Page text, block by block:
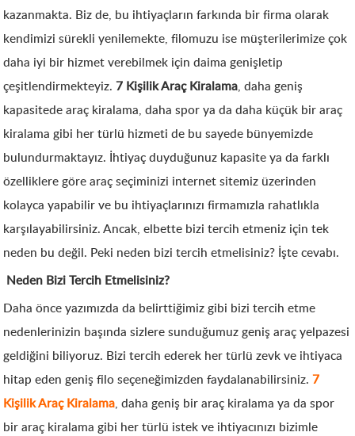
kazanmakta. Biz de, bu ihtiyaçların farkında bir firma olarak
kendimizi sürekli yenilemekte, filomuzu ise müşterilerimize çok
daha iyi bir hizmet verebilmek için daima genişletip
çeşitlendirmekteyiz.7 Kişilik Araç Kiralama, daha geniş
kapasitede araç kiralama, daha spor ya da daha küçük bir araç
kiralama gibi her türlü hizmeti de bu sayede bünyemizde
bulundurmaktayız. İhtiyaç duyduğunuz kapasite ya da farklı
özelliklere göre araç seçiminizi internet sitemiz üzerinden
kolayca yapabilir ve bu ihtiyaçlarınızı firmamızla rahatlıkla
karşılayabilirsiniz. Ancak, elbette bizi tercih etmeniz için tek
neden bu değil. Peki neden bizi tercih etmelisiniz? İşte cevabı.
Neden Bizi Tercih Etmelisiniz?
Daha önce yazımızda da belirttiğimiz gibi bizi tercih etme
nedenlerinizin başında sizlere sunduğumuz geniş araç yelpazesi
geldiğini biliyoruz. Bizi tercih ederek her türlü zevk ve ihtiyaca
hitap eden geniş filo seçeneğimizden faydalanabilirsiniz.7
Kişilik Araç Kiralama, daha geniş bir araç kiralama ya da spor
bir araç kiralama gibi her türlü istek ve ihtiyacınızı bizimle